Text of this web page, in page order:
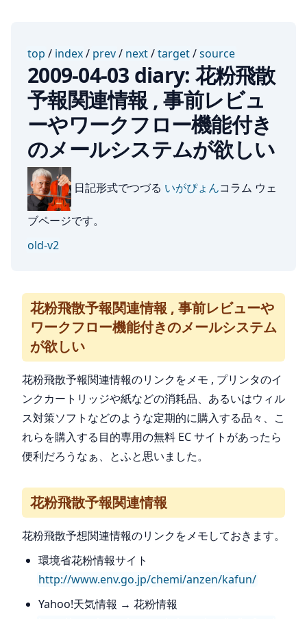
top / index/ prev/ next/target/source
2009-04-03 diary: 花粉飛散
予報関連情報 , 事前レビュ
ーやワークフロー機能付き
のメールシステムが欲しい
日記形式でつづる いがぴょんコラム ウェ
ブページです。
old-v2
花粉飛散予報関連情報 , 事前レビューや
ワークフロー機能付きのメールシステム
が欲しい
花粉飛散予報関連情報のリンクをメモ , プリンタのイ
ンクカートリッジや紙などの消耗品、あるいはウィル
ス対策ソフトなどのような定期的に購入する品々、こ
れらを購入する目的専用の無料 EC サイトがあったら
便利だろうなぁ、とふと思いました。
花粉飛散予報関連情報
花粉飛散予想関連情報のリンクをメモしておきます。
環境省花粉情報サイト
http://www.env.go.jp/chemi/anzen/kafun/
Yahoo!天気情報 → 花粉情報